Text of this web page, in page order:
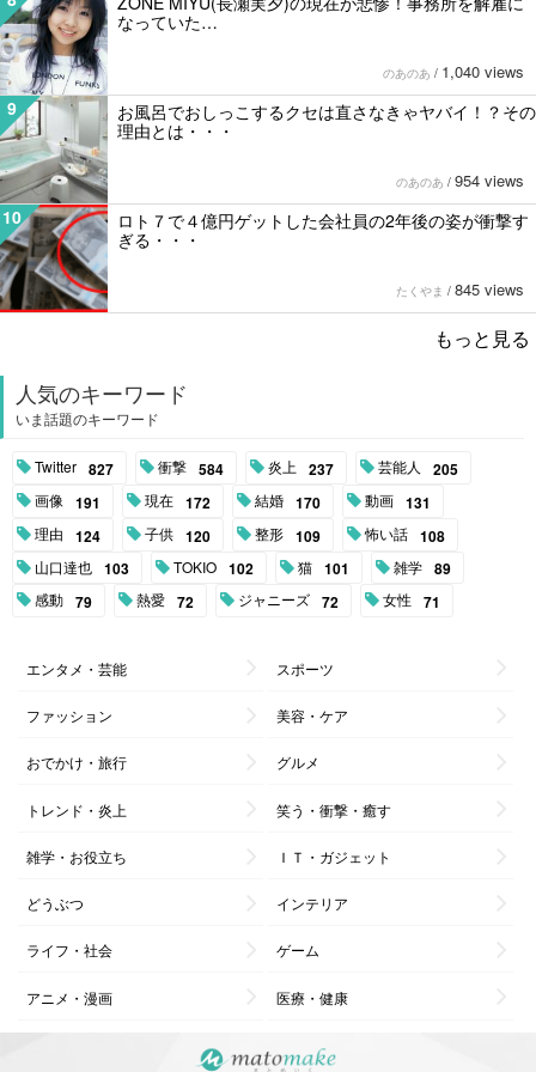
なっていた…
のあのあ / 1,040 views
9
お風呂でおしっこするクセは直さなきゃヤバイ！？その
理由とは・・・
のあのあ / 954 views
10
ロト７で４億円ゲットした会社員の2年後の姿が衝撃す
ぎる・・・
たくやま / 845 views
もっと見る
人気のキーワード
いま話題のキーワード
Twitter 827 衝撃 584 炎上 237 芸能人 205
画像 191 現在 172 結婚 170 動画 131
理由 124 子供 120 整形 109 怖い話 108
山口達也 103 TOKIO 102 猫 101 雑学 89
感動 79 熱愛 72 ジャニーズ 72 女性 71
エンタメ・芸能 スポーツ
ファッション 美容・ケア
おでかけ・旅行 グルメ
トレンド・炎上 笑う・衝撃・癒す
雑学・お役立ち ＩＴ・ガジェット
どうぶつ インテリア
ライフ・社会 ゲーム
アニメ・漫画 医療・健康